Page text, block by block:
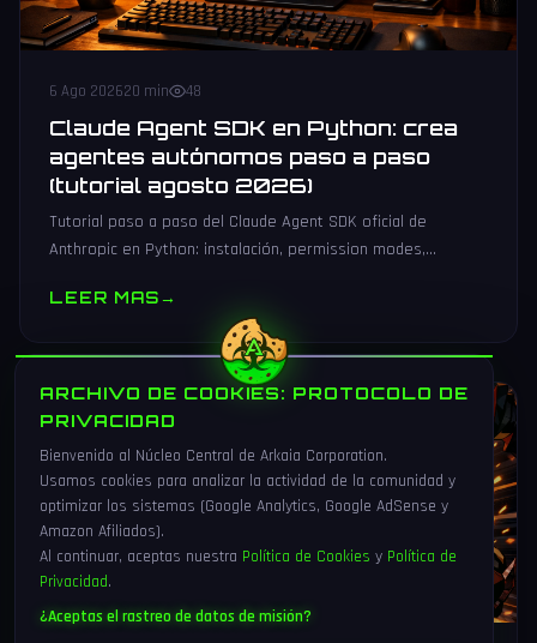
6 Ago 202620 min 48
Claude Agent SDK en Python: crea
agentes autónomos paso a paso
(tutorial agosto 2026)
Tutorial paso a paso del Claude Agent SDK oficial de
Anthropic en Python: instalación, permission modes,
producción.
LEER MAS→
VIDEOJUEGOS
ARCHIVO DE COOKIES: PROTOCOLO DE
PRIVACIDAD
Bienvenido al Núcleo Central de Arkaia Corporation.
Usamos cookies para analizar la actividad de la comunidad y
optimizar los sistemas (Google Analytics, Google AdSense y
Amazon Afiliados).
Al continuar, aceptas nuestra Política de Cookies y Política de
Privacidad.
¿Aceptas el rastreo de datos de misión?